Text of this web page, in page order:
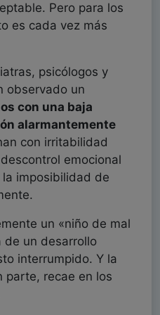
Pero para los
es cada vez más
psicólogos y
observado un
con una baja
alarmantemente
con irritabilidad
emocional
imposibilidad de
un «niño de mal
de un desarrollo
interrumpido. Y la
parte, recae en los